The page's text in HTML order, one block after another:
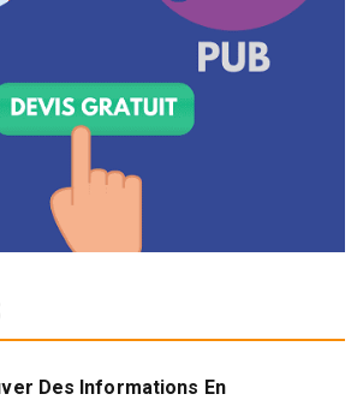
Des Informations En